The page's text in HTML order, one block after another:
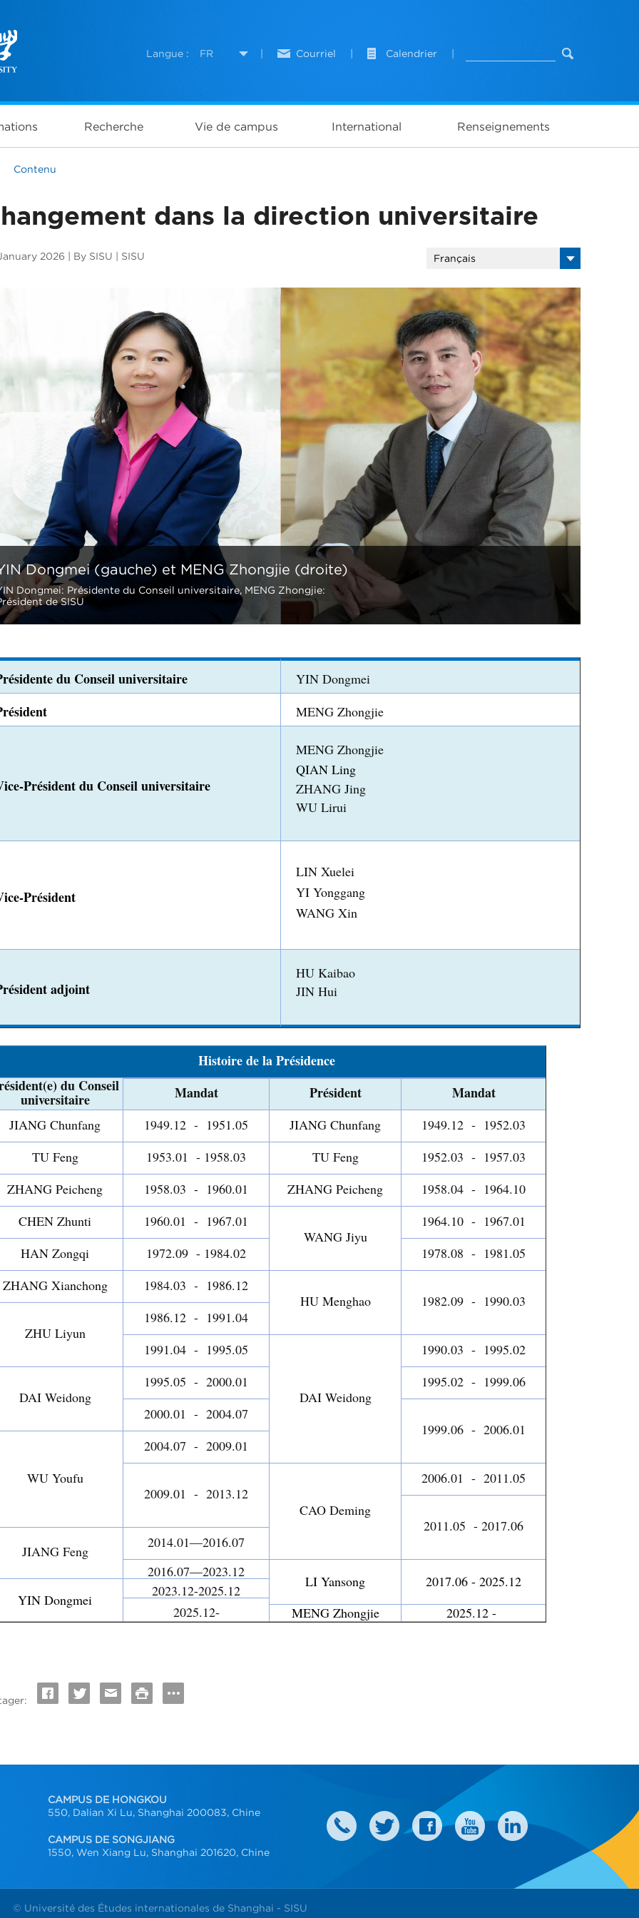
Langue : FR Courriel Calendrier
Recherche Vie de campus International Renseignements
Contenu
dans la direction universitaire
2026 | By SISU | SISU Français
Dongmei (gauche) et MENG Zhongjie (droite)
Dongmei: Présidente du Conseil universitaire, MENG Zhongjie:
de SISU
du Conseil universitaire YIN Dongmei
MENG Zhongjie
Président du Conseil universitaire
MENG Zhongjie
QIAN Ling
ZHANG Jing
WU Lirui
Président
LIN Xuelei
YI Yonggang
WANG Xin
adjoint
HU Kaibao
JIN Hui
Histoire de la Présidence
du Conseil
universitaire Mandat Président Mandat
JIANG Chunfang 1949.12 - 1951.05 JIANG Chunfang
1949.12 - 1952.03
TU Feng
1953.01 - 1958.03 TU Feng
1952.03 - 1957.03
ZHANG Peicheng
1958.03 - 1960.01 ZHANG Peicheng
1958.04 - 1964.10
CHEN Zhunti
1960.01 - 1967.01
WANG Jiyu
1964.10 - 1967.01
HAN Zongqi
1972.09 - 1984.02
1978.08 - 1981.05
ZHANG Xianchong
1984.03 - 1986.12
HU Menghao
1982.09 - 1990.03
ZHU Liyun
1986.12 - 1991.04
1991.04 - 1995.05
DAI Weidong
1990.03 - 1995.02
DAI Weidong
1995.05 - 2000.01
1995.02 - 1999.06
2000.01 - 2004.07
1999.06 - 2006.01
WU Youfu
2004.07 - 2009.01
2009.01 - 2013.12
CAO Deming
2006.01 - 2011.05
2011.05 - 2017.06
JIANG Feng
2014.01—2016.07
2016.07—2023.12
LI Yansong
2017.06 - 2025.12
YIN Dongmei
2023.12-2025.12
2025.12-
MENG Zhongjie 2025.12 -
CAMPUS DE HONGKOU
550, Dalian Xi Lu, Shanghai 200083, Chine
CAMPUS DE SONGJIANG
1550, Wen Xiang Lu, Shanghai 201620, Chine
© Université des Études internationales de Shanghai - SISU